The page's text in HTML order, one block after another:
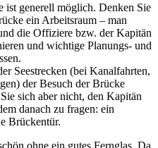
ist generell möglich. Denken Sie
ein Arbeitsraum – man
die Offiziere bzw. der Kapitän
und wichtige Planungs- und
Seestrecken (bei Kanalfahrten,
der Besuch der Brücke
sich aber nicht, den Kapitän
danach zu fragen: ein
Brückentür.
ohne ein gutes Fernglas. Da